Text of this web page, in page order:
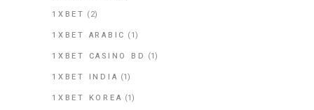
1XBET (2)
1XBET ARABIC (1)
1XBET CASINO BD (1)
1XBET INDIA (1)
1XBET KOREA (1)